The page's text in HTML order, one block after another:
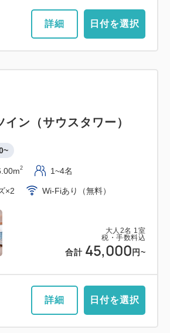
詳細 日付を選択
大人 2名 1 室
税・手数料込
合計 45,000 円~
イン（サウスタワー）
2 1~4名
×2 Wi-Fiあり（無料）
詳細 日付を選択